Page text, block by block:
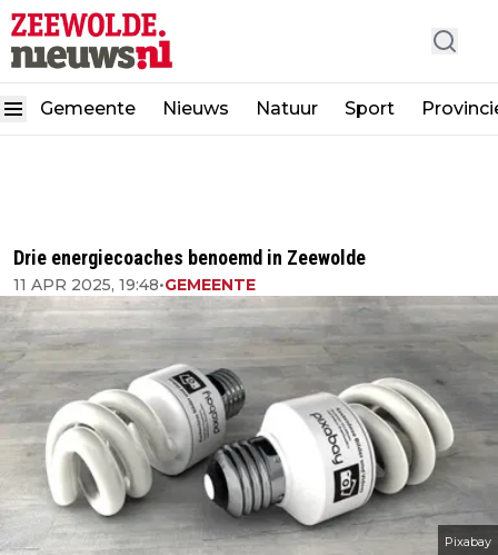
Gemeente Nieuws Natuur Sport
Drie energiecoaches benoemd in Zeewolde
11 APR 2025, 19:48•GEMEENTE
Pixabay